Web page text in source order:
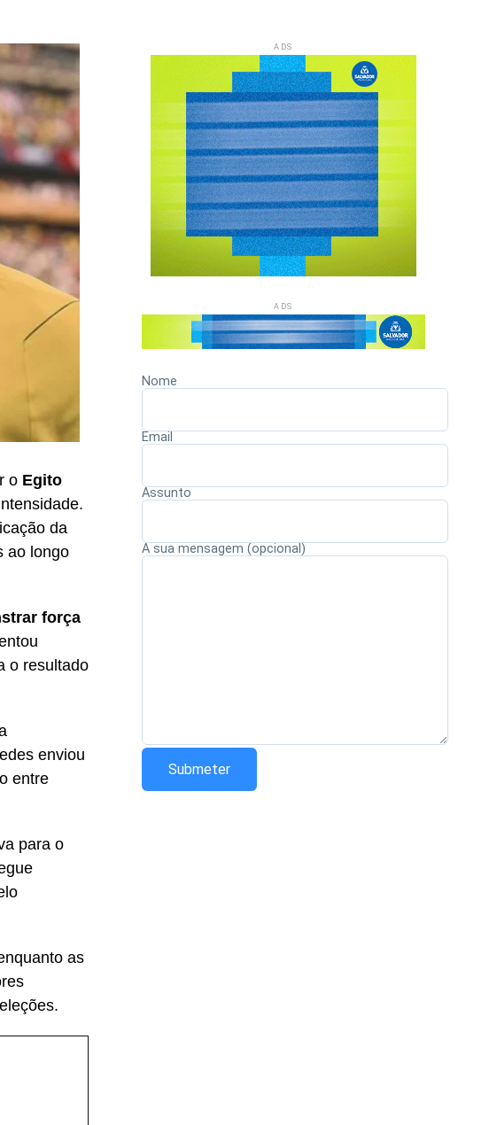
o Egito
da
ao longo
força
o resultado
enviou
entre
para o
as
ADS
ADS
Nome
Email
Assunto
A sua mensagem (opcional)